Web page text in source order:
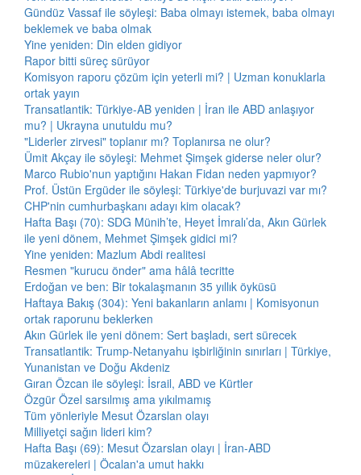
Gündüz Vassaf ile söyleşi: Baba olmayı istemek, baba olmayı
beklemek ve baba olmak
Yine yeniden: Din elden gidiyor
Rapor bitti süreç sürüyor
Komisyon raporu çözüm için yeterli mi? | Uzman konuklarla
ortak yayın
Transatlantik: Türkiye-AB yeniden | İran ile ABD anlaşıyor
mu? | Ukrayna unutuldu mu?
"Liderler zirvesi" toplanır mı? Toplanırsa ne olur?
Ümit Akçay ile söyleşi: Mehmet Şimşek giderse neler olur?
Marco Rubio'nun yaptığını Hakan Fidan neden yapmıyor?
Prof. Üstün Ergüder ile söyleşi: Türkiye'de burjuvazi var mı?
CHP'nin cumhurbaşkanı adayı kim olacak?
Hafta Başı (70): SDG Münih’te, Heyet İmralı’da, Akın Gürlek
ile yeni dönem, Mehmet Şimşek gidici mi?
Yine yeniden: Mazlum Abdi realitesi
Resmen "kurucu önder" ama hâlâ tecritte
Erdoğan ve ben: Bir tokalaşmanın 35 yıllık öyküsü
Haftaya Bakış (304): Yeni bakanların anlamı | Komisyonun
ortak raporunu beklerken
Akın Gürlek ile yeni dönem: Sert başladı, sert sürecek
Transatlantik: Trump-Netanyahu işbirliğinin sınırları | Türkiye,
Yunanistan ve Doğu Akdeniz
Gıran Özcan ile söyleşi: İsrail, ABD ve Kürtler
Özgür Özel sarsılmış ama yıkılmamış
Tüm yönleriyle Mesut Özarslan olayı
Milliyetçi sağın lideri kim?
Hafta Başı (69): Mesut Özarslan olayı | İran-ABD
müzakereleri | Öcalan'a umut hakkı